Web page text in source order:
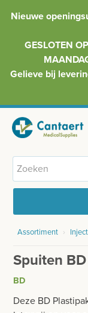
Nieuwe
GESLOTEN
Gelieve bij
HOME
BESURGICAL -
OPERATIE SETS
GYNAECOLOGIE
INJECTIEMATERIAAL
INFUSIE -
NAALDEN-
Assortiment ›
Spuiten
BD
Deze BD